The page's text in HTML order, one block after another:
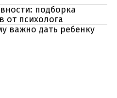
подборка
от психолога
важно дать ребенку